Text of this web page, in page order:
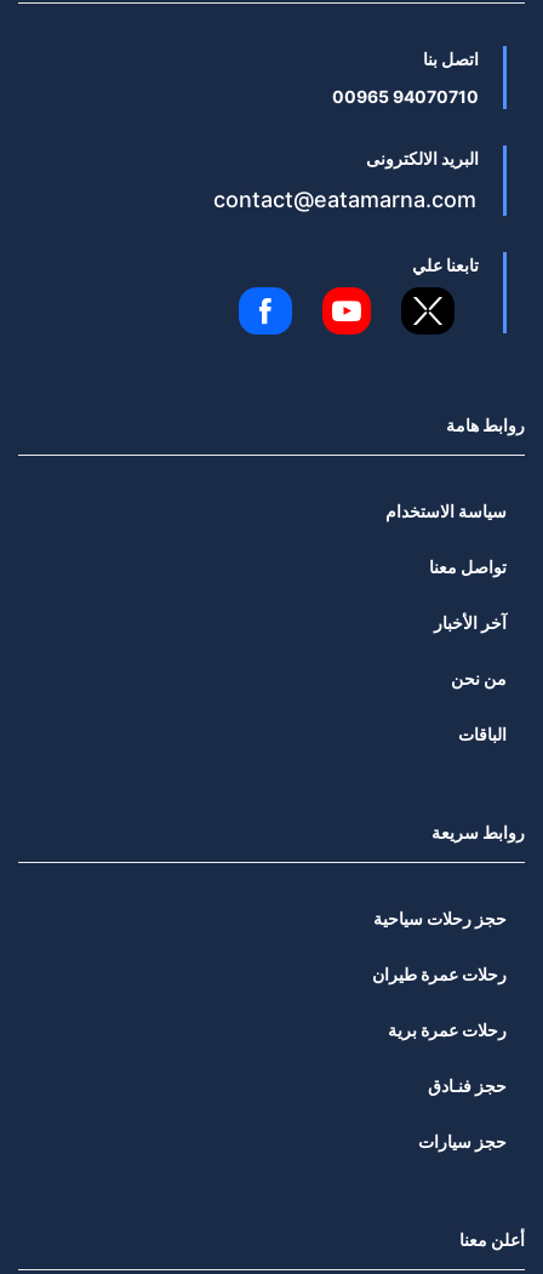
اتصل بنا
94070710 00965
البريد الالكترونى
contact@eatamarna.com
تابعنا علي
روابط هامة
سياسة الاستخدام
تواصل معنا
آخر الأخبار
من نحن
الباقات
روابط سريعة
حجز رحلات سياحية
رحلات عمرة طيران
رحلات عمرة برية
حجز فنـادق
حجز سيارات
أعلن معنا